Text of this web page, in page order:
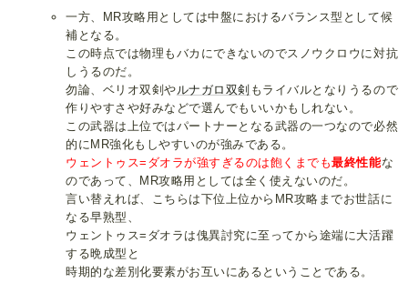
一方、MR攻略用としては中盤におけるバランス型として候
補となる。
この時点では物理もバカにできないのでスノウクロウに対抗
しうるのだ。
勿論、ベリオ双剣やルナガロ双剣 もライバルとなりうるので
作りやすさや好みなどで選んでもいいかもしれない。
この武器は上位ではパートナーとなる武器の一つなので必然
的にMR強化もしやすいのが強みである。
ウェントゥス=ダオラが強すぎるのは飽くまでも最終性能な
のであって、MR攻略用としては全く使えないのだ。
言い替えれば、こちらは下位上位からMR攻略までお世話に
なる早熟型、
ウェントゥス=ダオラは傀異討究に至ってから途端に大活躍
する晩成型と
時期的な差別化要素がお互いにあるということである。